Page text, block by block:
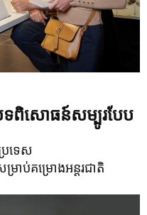
ទពិសោធន៍សម្បូរបែប
រទេស
រាប់គម្រោងអន្តរជាតិ